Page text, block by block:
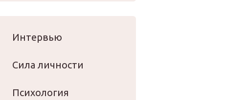
Интервью
Сила личности
Психология